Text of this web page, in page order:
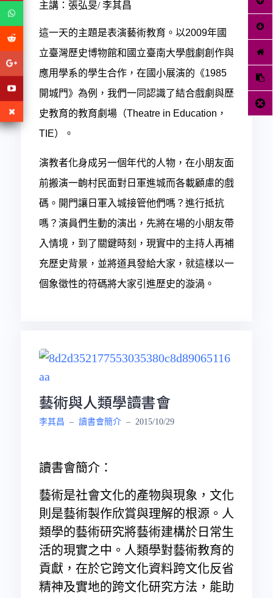
主講：張弘旻/ 李其昌
這一天的主題是表演藝術教育。 以2009年國
立臺灣歷史博物館和國立臺南大學戲劇創作與
應用學系的學生合作，在國小展演的《1985
開城門》為例，我們一同認識了結合戲劇與歷
史教育的教育劇場（Theatre in Education，
TIE）。
演教者化身成另一個年代的人物，在小朋友面
前搬演一齣村民面對日軍進城而各載顧慮的戲
碼。開門讓日軍入城接管他們嗎？進行抵抗
嗎？演員們生動的演出，先將在場的小朋友帶
入情境，到了關鍵時刻，現實中的主持人再補
充歷史背景，並將道具發給大家，就這樣以一
個象徵性的符碼將大家引進歷史的漩渦。
藝術與人類學讀書會
李其昌 – 讀書會簡介 – 2015/10/29
讀書會簡介：
藝術是社會文化的產物與現象，文化
則是藝術製作欣賞與理解的根源。人
類學的藝術研究將藝術建構於日常生
活的現實之中。人類學對藝術教育的
貢獻，在於它跨文化資料跨文化反省
精神及實地的跨文化研究方法，能助